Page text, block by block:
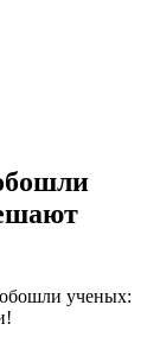
ученых: